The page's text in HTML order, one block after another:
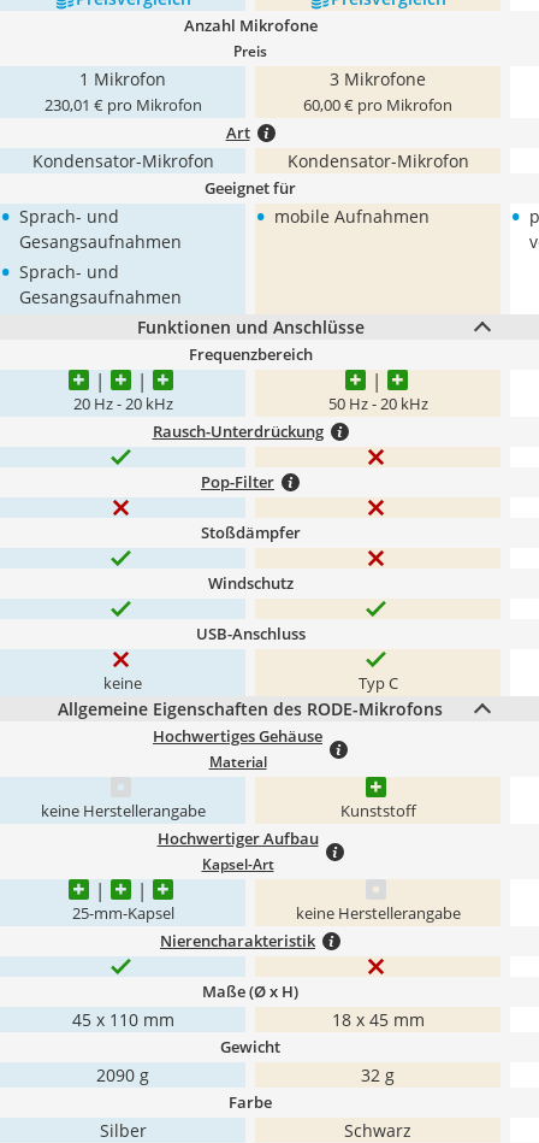
Anzahl Mikrofone
Preis
1 Mikrofon
230,01 € pro Mikrofon
3 Mikrofone
60,00 € pro Mikrofon
Art
Kondensator-Mikrofon Kondensator-Mikrofon
Geeignet für
• Sprach- und
Gesangsaufnahmen
• Sprach- und
Gesangsaufnahmen
• mobile Aufnahmen •
Funktionen und Anschlüsse
Frequenzbereich
20 Hz - 20 kHz 50 Hz - 20 kHz
Rausch-Unterdrückung
Pop-Filter
Stoßdämpfer
Windschutz
USB-Anschluss
keine Typ C
Allgemeine Eigenschaften des RODE-Mikrofons
Hochwertiges Gehäuse
Material
keine Herstellerangabe Kunststoff
Hochwertiger Aufbau
Kapsel-Art
25-mm-Kapsel keine Herstellerangabe
Nierencharakteristik
Maße (Ø x H)
45 x 110 mm 18 x 45 mm
Gewicht
2090 g 32 g
Farbe
Silber Schwarz